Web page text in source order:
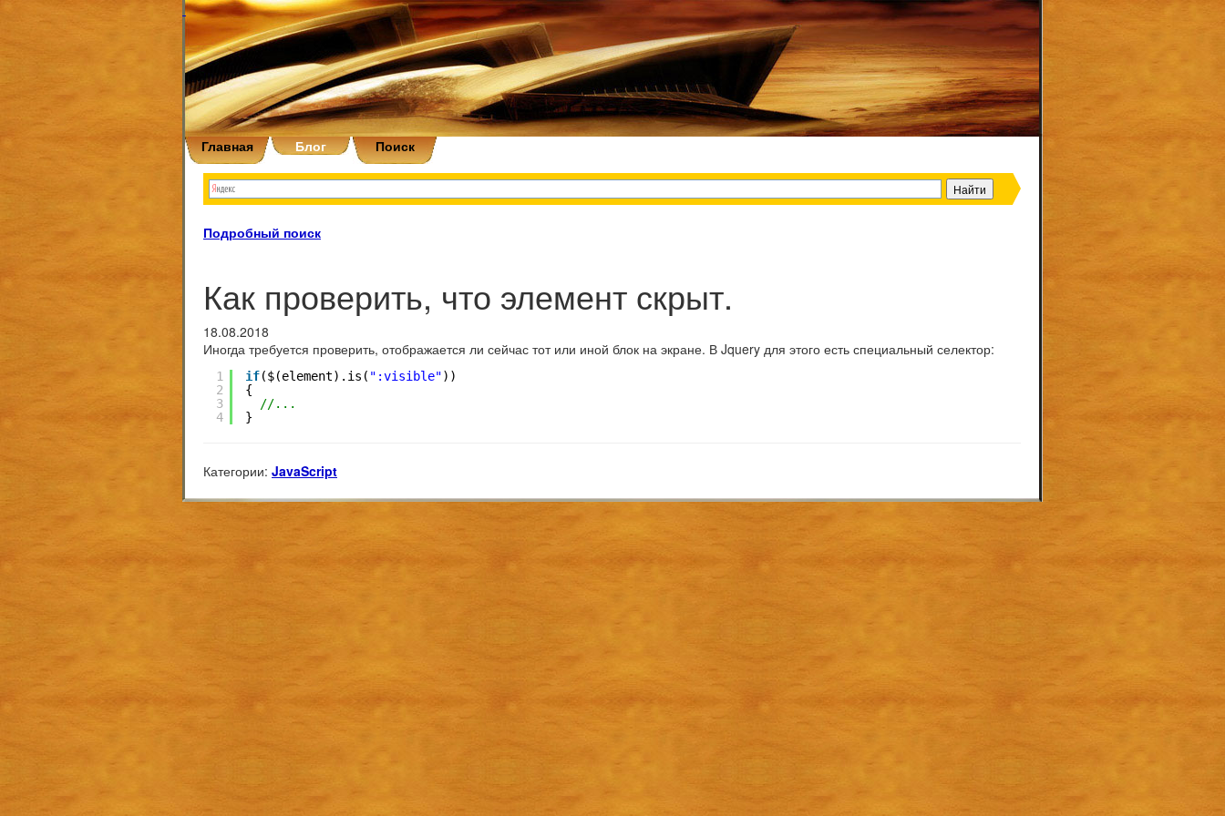
Главная Блог Поиск
Подробный поиск
Как проверить, что элемент скрыт.
18.08.2018
Иногда требуется проверить, отображается ли сейчас тот или иной блок на экране. В Jquery для этого есть специальный селектор:
1
2
3
4
if($(element).is( ":visible"))
{
//...
}
Категории: JavaScript